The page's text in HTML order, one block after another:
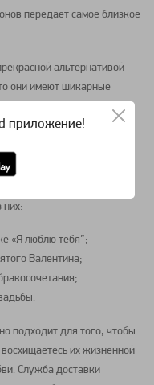
передает самое близкое
альтернативой
они имеют шикарные
лепестков, прямые
них:
«Я люблю тебя”;
Валентина;
подходит для того, чтобы
их жизненной
Служба доставки
приложение!